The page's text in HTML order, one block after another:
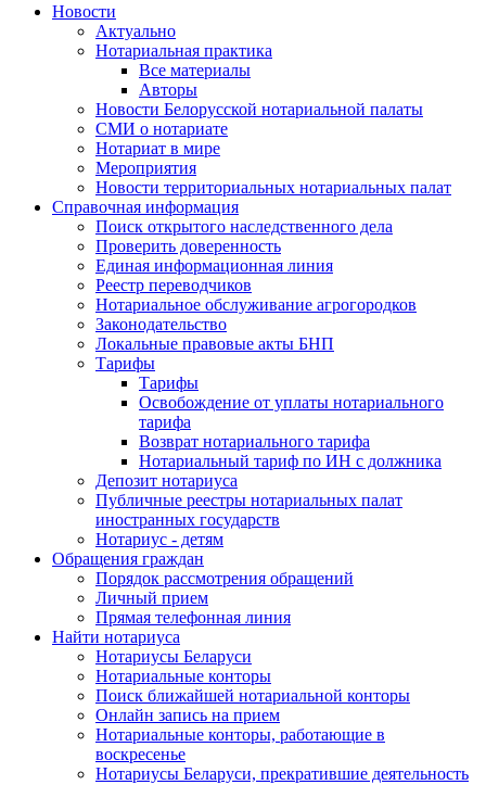
Новости
Актуально
Нотариальная практика
Все материалы
Авторы
Новости Белорусской нотариальной палаты
СМИ о нотариате
Нотариат в мире
Мероприятия
Новости территориальных нотариальных палат
Справочная информация
Поиск открытого наследственного дела
Проверить доверенность
Единая информационная линия
Реестр переводчиков
Нотариальное обслуживание агрогородков
Законодательство
Локальные правовые акты БНП
Тарифы
Тарифы
Освобождение от уплаты нотариального
тарифа
Возврат нотариального тарифа
Нотариальный тариф по ИН с должника
Депозит нотариуса
Публичные реестры нотариальных палат
иностранных государств
Нотариус - детям
Обращения граждан
Порядок рассмотрения обращений
Личный прием
Прямая телефонная линия
Найти нотариуса
Нотариусы Беларуси
Нотариальные конторы
Поиск ближайшей нотариальной конторы
Онлайн запись на прием
Нотариальные конторы, работающие в
воскресенье
Нотариусы Беларуси, прекратившие деятельность